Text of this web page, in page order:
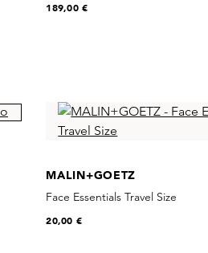
189,00 €
MALIN+GOETZ
Face Essentials Travel Size
20,00 €